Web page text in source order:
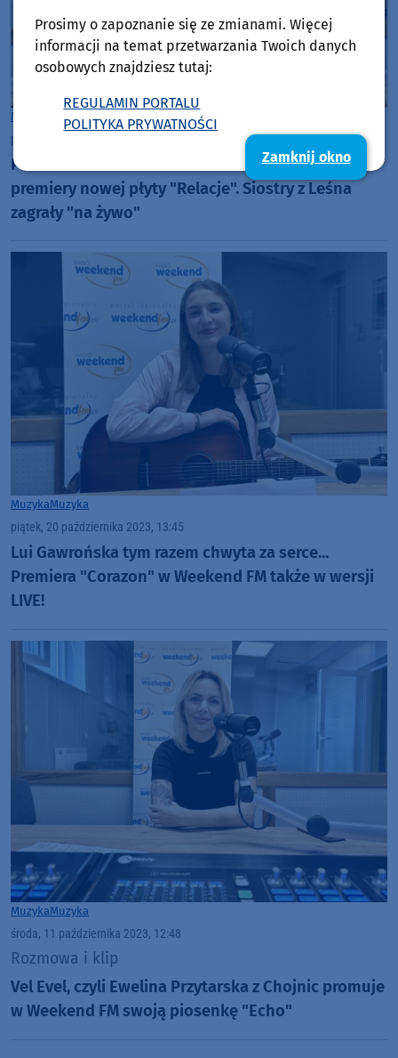
Muzyka
piątek, 27 października 2023, 15:42
PIERWIASTEK Z TRZECH w Weekend FM w dniu
premiery nowej płyty "Relacje". Siostry z Leśna
zagrały "na żywo"
MuzykaMuzyka
piątek, 20 października 2023, 13:45
Lui Gawrońska tym razem chwyta za serce...
Premiera "Corazon" w Weekend FM także w wersji
LIVE!
MuzykaMuzyka
środa, 11 października 2023, 12:48
Rozmowa i klip
Vel Evel, czyli Ewelina Przytarska z Chojnic promuje
w Weekend FM swoją piosenkę "Echo"
Prosimy o zapoznanie się ze zmianami. Więcej
informacji na temat przetwarzania Twoich danych
osobowych znajdziesz tutaj:
REGULAMIN PORTALU
POLITYKA PRYWATNOŚCI
Zamknij okno